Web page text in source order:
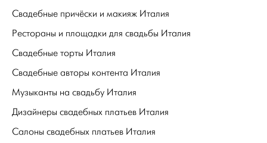
Свадебные причёски и макияж Италия
Рестораны и площадки для свадьбы Италия
Свадебные торты Италия
Свадебные авторы контента Италия
Музыканты на свадьбу Италия
Дизайнеры свадебных платьев Италия
Салоны свадебных платьев Италия